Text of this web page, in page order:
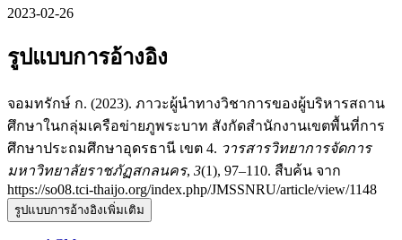
2023-02-26
รูปแบบการอ้างอิง
จอมทรักษ์ ก. (2023). ภาวะผู้นำทางวิชาการของผู้บริหารสถาน
ศึกษาในกลุ่มเครือข่ายภูพระบาท สังกัดสำนักงานเขตพื้นที่การ
ศึกษาประถมศึกษาอุดรธานี เขต 4. วารสารวิทยาการจัดการ
มหาวิทยาลัยราชภัฏสกลนคร, 3(1), 97–110. สืบค้น จาก
https://so08.tci-thaijo.org/index.php/JMSSNRU/article/view/1148
รูปแบบการอ้างอิงเพิ่มเติม